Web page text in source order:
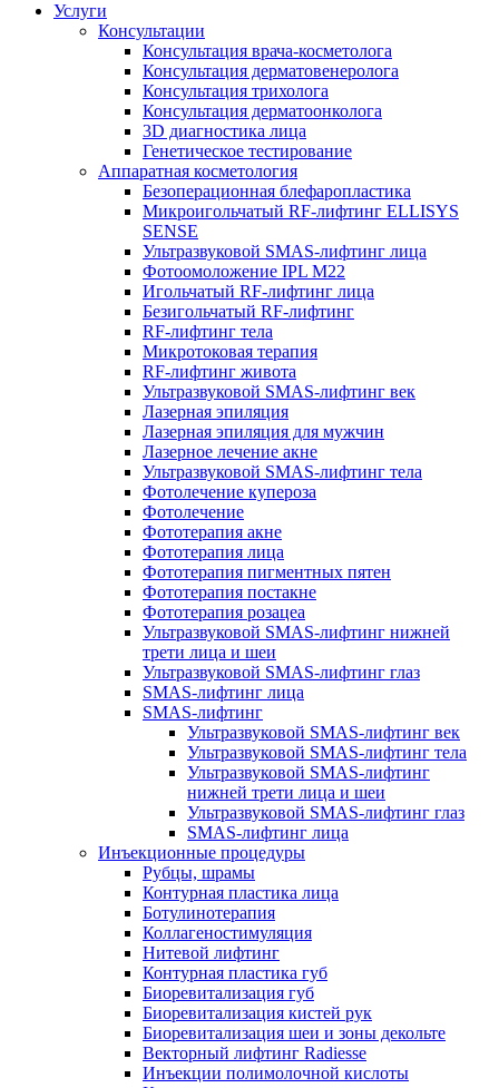
Услуги
Консультации
Консультация врача-косметолога
Консультация дерматовенеролога
Консультация трихолога
Консультация дерматоонколога
3D диагностика лица
Генетическое тестирование
Аппаратная косметология
Безоперационная блефаропластика
Микроигольчатый RF-лифтинг ELLISYS
SENSE
Ультразвуковой SMAS-лифтинг лица
Фотоомоложение IPL M22
Игольчатый RF-лифтинг лица
Безигольчатый RF-лифтинг
RF-лифтинг тела
Микротоковая терапия
RF-лифтинг живота
Ультразвуковой SMAS-лифтинг век
Лазерная эпиляция
Лазерная эпиляция для мужчин
Лазерное лечение акне
Ультразвуковой SMAS-лифтинг тела
Фотолечение купероза
Фотолечение
Фототерапия акне
Фототерапия лица
Фототерапия пигментных пятен
Фототерапия постакне
Фототерапия розацеа
Ультразвуковой SMAS-лифтинг нижней
трети лица и шеи
Ультразвуковой SMAS-лифтинг глаз
SMAS-лифтинг лица
SMAS-лифтинг
Ультразвуковой SMAS-лифтинг век
Ультразвуковой SMAS-лифтинг тела
Ультразвуковой SMAS-лифтинг
нижней трети лица и шеи
Ультразвуковой SMAS-лифтинг глаз
SMAS-лифтинг лица
Инъекционные процедуры
Рубцы, шрамы
Контурная пластика лица
Ботулинотерапия
Коллагеностимуляция
Нитевой лифтинг
Контурная пластика губ
Биоревитализация губ
Биоревитализация кистей рук
Биоревитализация шеи и зоны декольте
Векторный лифтинг Radiesse
Инъекции полимолочной кислоты